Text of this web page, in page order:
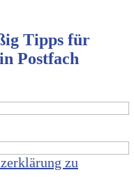
Tipps für
Postfach
zu